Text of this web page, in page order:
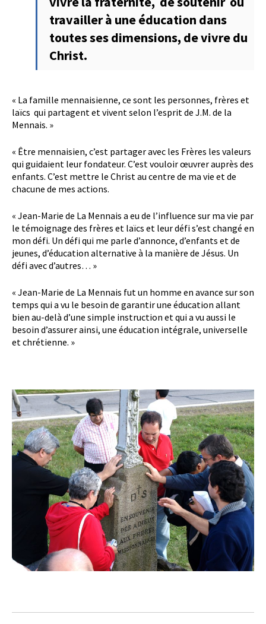
travailler à une éducation dans
toutes ses dimensions, de vivre du
Christ.
« La famille mennaisienne, ce sont les personnes, frères et
laïcs qui partagent et vivent selon l’esprit de J.M. de la
Mennais. »
« Être mennaisien, c’est partager avec les Frères les valeurs
qui guidaient leur fondateur. C’est vouloir œuvrer auprès des
enfants. C’est mettre le Christ au centre de ma vie et de
chacune de mes actions.
« Jean-Marie de La Mennais a eu de l’influence sur ma vie par
le témoignage des frères et laïcs et leur défi s’est changé en
mon défi. Un défi qui me parle d’annonce, d’enfants et de
jeunes, d’éducation alternative à la manière de Jésus. Un
défi avec d’autres… »
« Jean-Marie de La Mennais fut un homme en avance sur son
temps qui a vu le besoin de garantir une éducation allant
bien au-delà d’une simple instruction et qui a vu aussi le
besoin d’assurer ainsi, une éducation intégrale, universelle
et chrétienne. »